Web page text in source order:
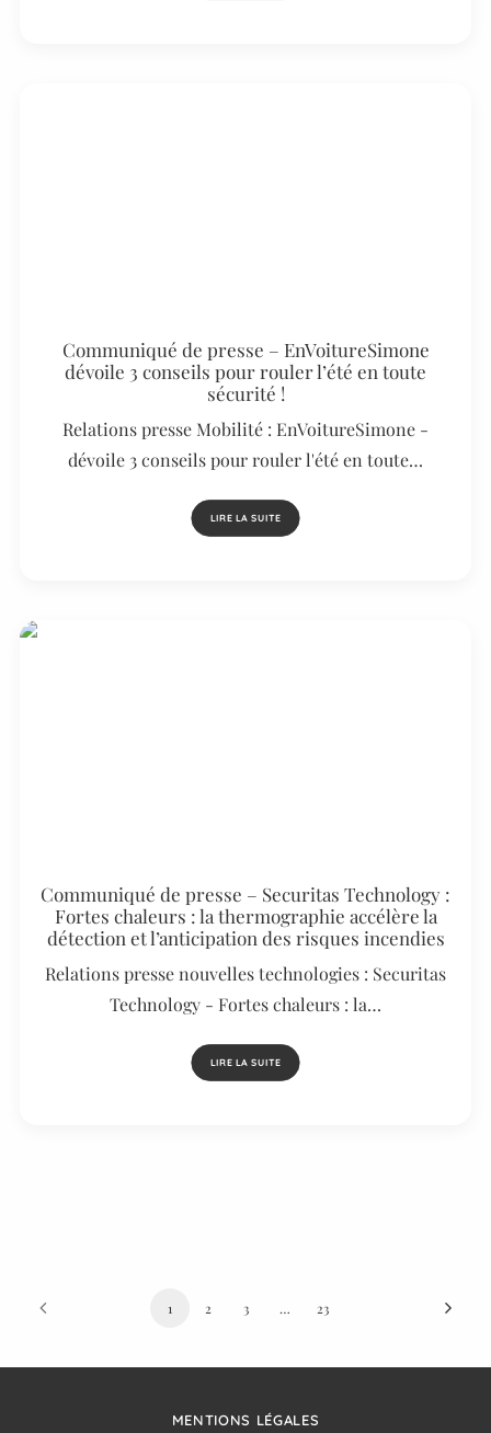
Communiqué de presse – EnVoitureSimone
dévoile 3 conseils pour rouler l’été en toute
sécurité !
Relations presse Mobilité : EnVoitureSimone -
dévoile 3 conseils pour rouler l'été en toute…
LIRE LA SUITE
Communiqué de presse – Securitas Technology :
Fortes chaleurs : la thermographie accélère la
détection et l’anticipation des risques incendies
Relations presse nouvelles technologies : Securitas
Technology - Fortes chaleurs : la…
LIRE LA SUITE
1 2 3 … 23
MENTIONS LÉGALES